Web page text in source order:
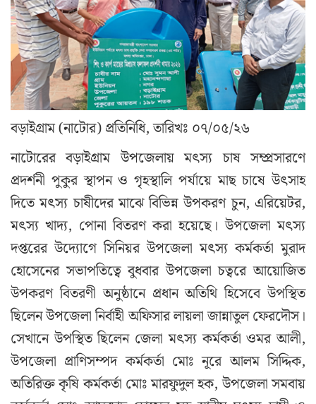
বড়াইগ্রাম (নাটোর) প্রতিনিধি, তারিখঃ ০৭/০৫/২৬
নাটোরের বড়াইগ্রাম উপজেলায় মৎস্য চাষ সম্প্রসারণে
প্রদর্শনী পুকুর স্থাপন ও গৃহস্থালি পর্যায়ে মাছ চাষে উৎসাহ
দিতে মৎস্য চাষীদের মাঝে বিভিন্ন উপকরণ চুন, এরিয়েটর,
মৎস্য খাদ্য, পোনা বিতরণ করা হয়েছে। উপজেলা মৎস্য
দপ্তরের উদ্যোগে সিনিয়র উপজেলা মৎস্য কর্মকর্তা মুরাদ
হোসেনের সভাপতিত্বে বুধবার উপজেলা চত্বরে আয়োজিত
উপকরণ বিতরণী অনুষ্ঠানে প্রধান অতিথি হিসেবে উপস্থিত
ছিলেন উপজেলা নির্বাহী অফিসার লায়লা জান্নাতুল ফেরদৌস।
সেখানে উপস্থিত ছিলেন জেলা মৎস্য কর্মকর্তা ওমর আলী,
উপজেলা প্রাণিসম্পদ কর্মকর্তা মোঃ নূরে আলম সিদ্দিক,
অতিরিক্ত কৃষি কর্মকর্তা মোঃ মারফুদুল হক, উপজেলা সমবায়